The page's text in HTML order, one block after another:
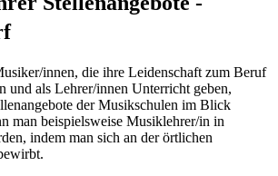
innen, die ihre Leidenschaft zum Beruf
und als Lehrer/innen Unterricht geben,
der Musikschulen im Blick
man beispielsweise Musiklehrer/in in
indem man sich an der örtlichen